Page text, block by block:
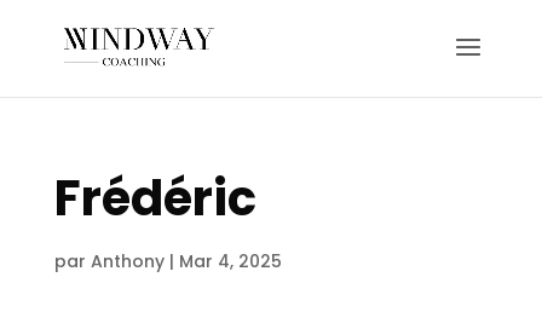
Frédéric
par Anthony| Mar 4, 2025